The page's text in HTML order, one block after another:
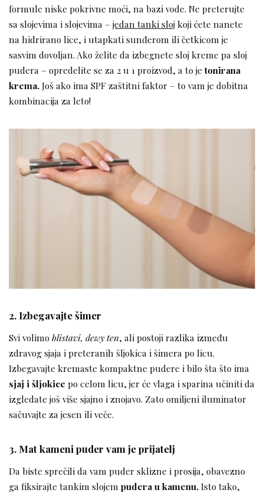
formule niske pokrivne moći, na bazi vode. Ne preterujte
sa slojevima i slojevima – jedan tanki slojkoji ćete nanete
na hidrirano lice, i utapkati sunđerom ili četkicom je
sasvim dovoljan. Ako želite da izbegnete sloj kreme pa sloj
pudera – opredelite se za 2 u 1 proizvod, a to je tonirana
krema.Još ako ima SPF zaštitni faktor – to vam je dobitna
kombinacija za leto!
2. Izbegavajte šimer
Svi volimoblistavi, dewy ten, ali postoji razlika između
zdravog sjaja i preteranih šljokica i šimera po licu.
Izbegavajte kremaste kompaktne pudere i bilo šta što ima
sjaj i šljokice po celom licu, jer će vlaga i sparina učiniti da
izgledate još više sjajno i znojavo. Zato omiljeni iluminator
sačuvajte za jesen ili veče.
3. Mat kameni puder vam je prijatelj
Da biste sprečili da vam puder sklizne i prosija, obavezno
ga fiksirajte tankim slojem pudera u kamenu.Isto tako,